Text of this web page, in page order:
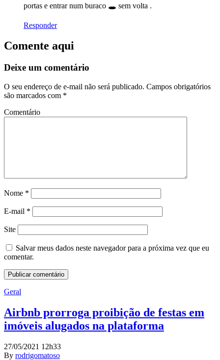
portas e entrar num buraco 🕳 sem volta .
Responder
Comente aqui
Deixe um comentário
O seu endereço de e-mail não será publicado. Campos obrigatórios
são marcados com *
Comentário
Nome *
E-mail *
Site
Salvar meus dados neste navegador para a próxima vez que eu
comentar.
Geral
Airbnb prorroga proibição de festas em
imóveis alugados na plataforma
27/05/2021 12h33
By rodrigomatoso